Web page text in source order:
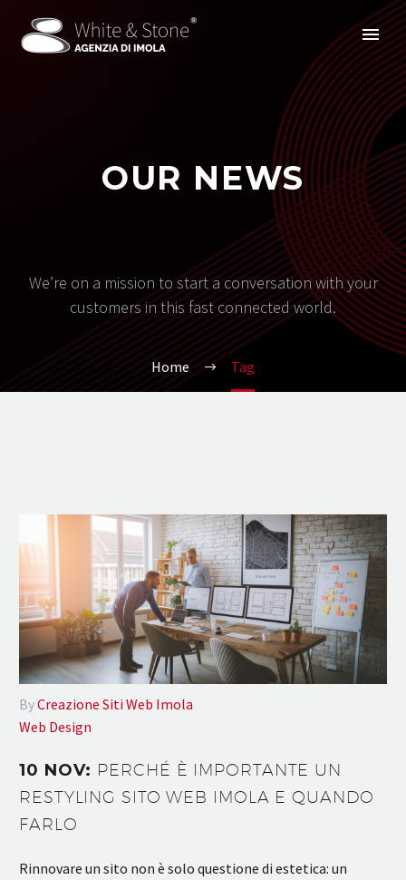
OUR NEWS
We’re on a mission to start a conversation with your
customers in this fast connected world.
Home Tag
ByCreazione Siti Web Imola
Web Design
10 NOV: PERCHÉ È IMPORTANTE UN
RESTYLING SITO WEB IMOLA E QUANDO
FARLO
Rinnovare un sito non è solo questione di estetica: un